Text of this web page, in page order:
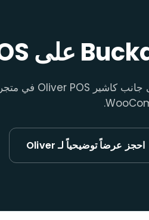
دليل شامل لتشغيل Buckaroo إلى جانب كاشير Oliver POS في متجر
احجز عرضاً توضيحياً لـ Oliver